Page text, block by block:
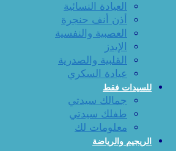
العيادة النسائية
أذن أنف حنجرة
العصبية والنفسية
الإيدز
القلبية والصدرية
عيادة السكري
للسيدات فقط
جمالك سيدتي
طفلك سيدتي
معلومات لك
الريجيم والرياضة